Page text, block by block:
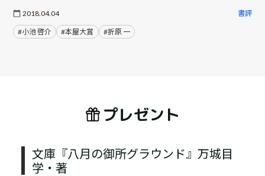
2018.04.04 書評
#小池 啓介 #本屋大賞 #折原 一
プレゼント
文庫『八月の御所グラウンド』万城目
学・著